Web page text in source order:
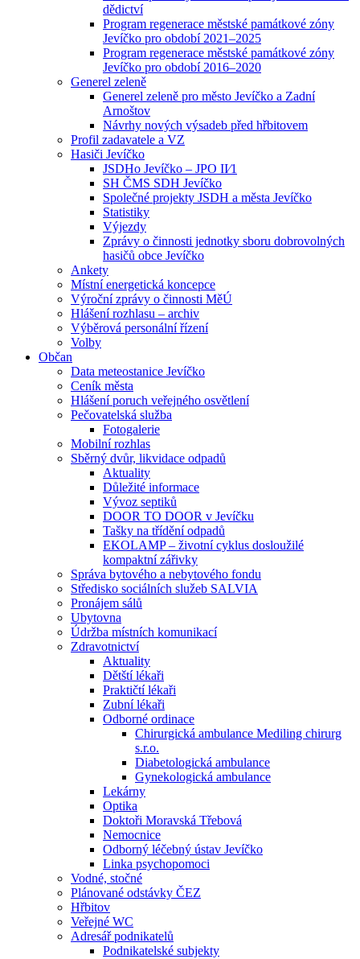
dědictví
Program regenerace městské památkové zóny
Jevíčko pro období 2021–2025
Program regenerace městské památkové zóny
Jevíčko pro období 2016–2020
Generel zeleně
Generel zeleně pro město Jevíčko a Zadní
Arnoštov
Návrhy nových výsadeb před hřbitovem
Profil zadavatele a VZ
Hasiči Jevíčko
JSDHo Jevíčko – JPO II⁄1
SH ČMS SDH Jevíčko
Společné projekty JSDH a města Jevíčko
Statistiky
Výjezdy
Zprávy o činnosti jednotky sboru dobrovolných
hasičů obce Jevíčko
Ankety
Místní energetická koncepce
Výroční zprávy o činnosti MěÚ
Hlášení rozhlasu – archiv
Výběrová personální řízení
Volby
Občan
Data meteostanice Jevíčko
Ceník města
Hlášení poruch veřejného osvětlení
Pečovatelská služba
Fotogalerie
Mobilní rozhlas
Sběrný dvůr, likvidace odpadů
Aktuality
Důležité informace
Vývoz septiků
DOOR TO DOOR v Jevíčku
Tašky na třídění odpadů
EKOLAMP – životní cyklus dosloužilé
kompaktní zářivky
Správa bytového a nebytového fondu
Středisko sociálních služeb SALVIA
Pronájem sálů
Ubytovna
Údržba místních komunikací
Zdravotnictví
Aktuality
Dětští lékaři
Praktičtí lékaři
Zubní lékaři
Odborné ordinace
Chirurgická ambulance Mediling chirurg
s.r.o.
Diabetologická ambulance
Gynekologická ambulance
Lekárny
Optika
Doktoři Moravská Třebová
Nemocnice
Odborný léčebný ústav Jevíčko
Linka psychopomoci
Vodné, stočné
Plánované odstávky ČEZ
Hřbitov
Veřejné WC
Adresář podnikatelů
Podnikatelské subjekty